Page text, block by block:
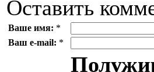
Оставить
Ваше имя: *
Ваш e-mail: *